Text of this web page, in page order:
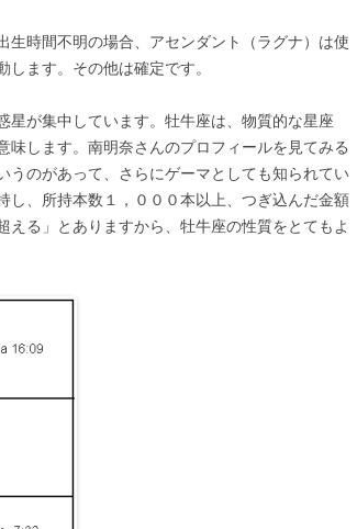
時間不明の場合、アセンダント（ラグナ）は使
ます。その他は確定です。
が集中しています。牡牛座は、物質的な星座
します。南明奈さんのプロフィールを見てみる
うのがあって、さらにゲーマとしても知られてい
し、所持本数１，０００本以上、つぎ込んだ金額
る」とありますから、牡牛座の性質をとてもよ